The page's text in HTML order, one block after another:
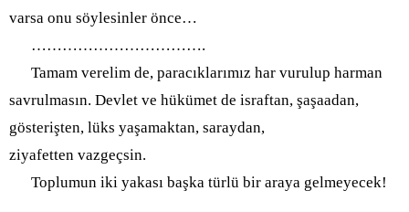
varsa onu söylesinler önce…
………………………… ….
Tamam verelim de, paracıklarımız har vurulup harman
savrulmasın. Devlet ve hükümet de israftan, şaşaadan,
gösterişten, lüks yaşamaktan, saraydan,
ziyafetten vazgeçsin.
Toplumun iki yakası başka türlü bir araya gelmeyecek!